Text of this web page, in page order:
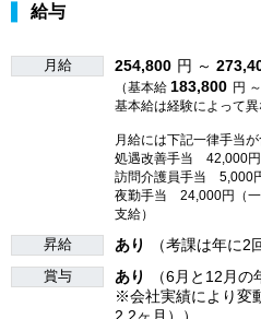
給与
月給 254,800 円 ～
（基本給 183,800 円 ～
基本給は経験によって異
月給には下記一律手当が
処遇改善手当 42,000
訪問介護員手当 5,000
夜勤手当 24,000円（一
支給）
昇給 あり （考課は年に2
賞与 あり
（6月と12月の
※会社実績により変
2.2ヶ月））